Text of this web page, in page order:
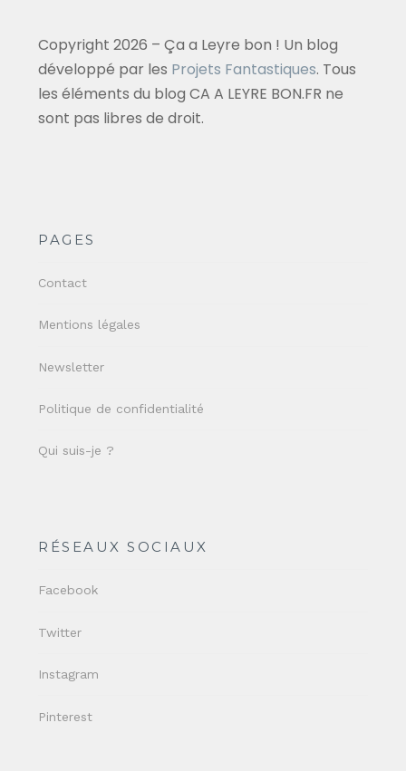
Copyright 2026 – Ça a Leyre bon ! Un blog
développé par les Projets Fantastiques. Tous
les éléments du blog CA A LEYRE BON.FR ne
sont pas libres de droit.
PAGES
Contact
Mentions légales
Newsletter
Politique de confidentialité
Qui suis-je ?
RÉSEAUX SOCIAUX
Facebook
Twitter
Instagram
Pinterest